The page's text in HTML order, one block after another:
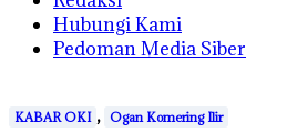
Hubungi Kami
Pedoman Media Siber
KABAR OKI , Ogan Komering Ilir